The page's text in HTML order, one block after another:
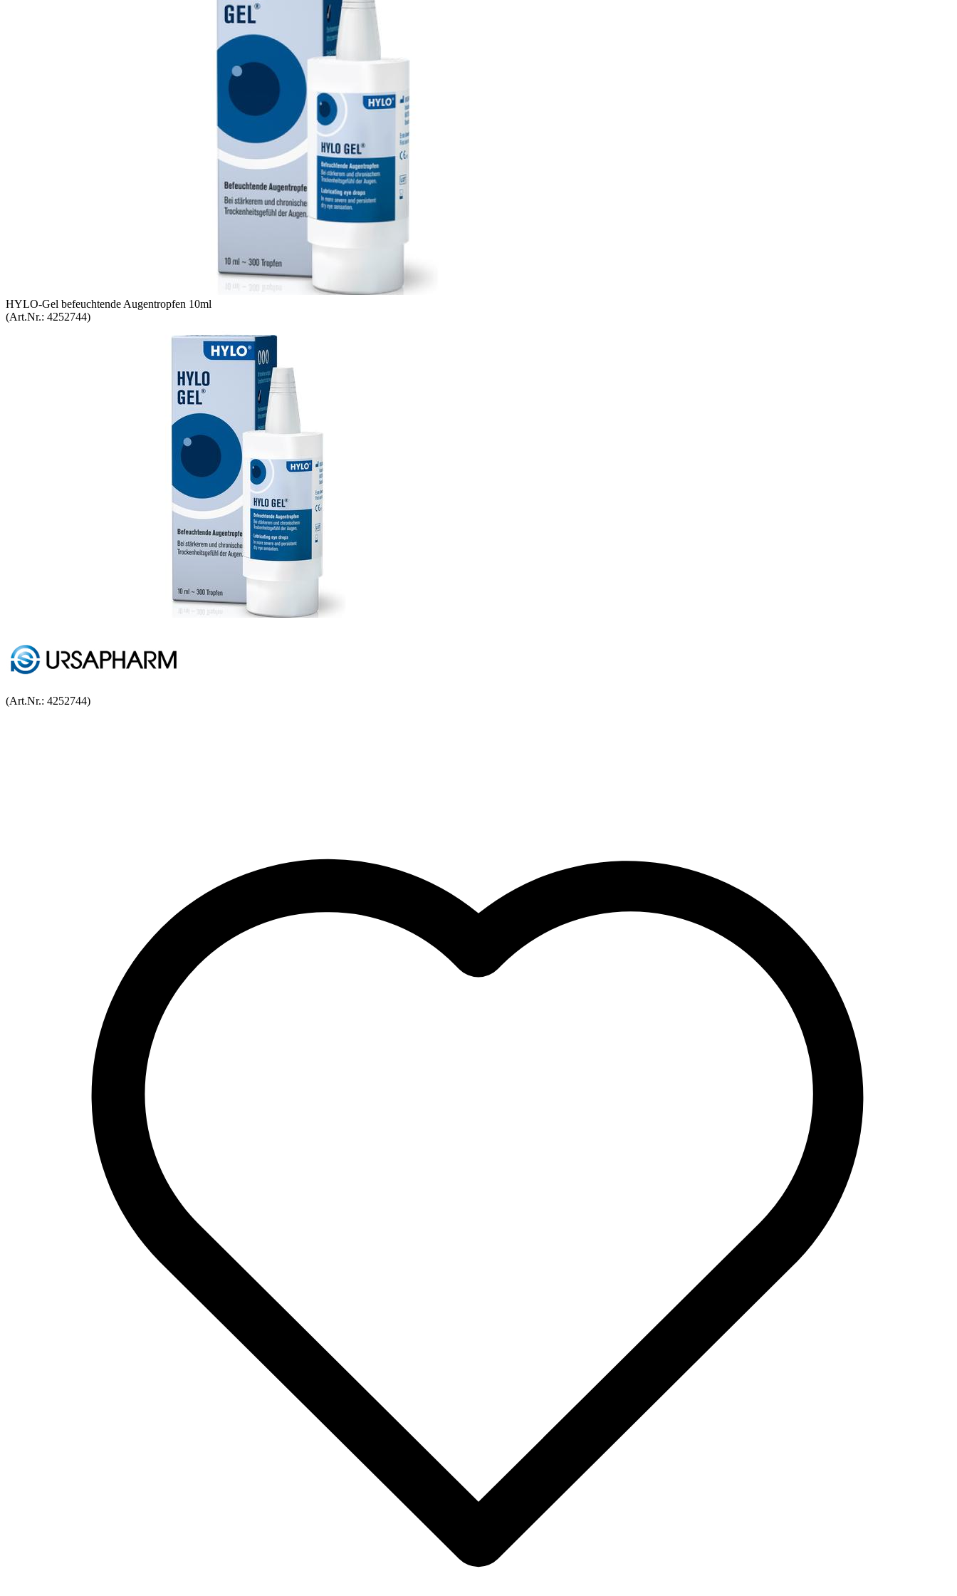
HYLO-​Gel be­feuch­ten­de Au­gen­trop­fen 10ml
(Art.Nr.: 4252744)
(Art.Nr.: 4252744)